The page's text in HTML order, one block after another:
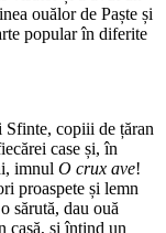
ouălor de Paște și
popular în diferite
Sfinte, copiii de țăran
case și, în
imnul O crux ave!
proaspete și lemn
sărută, dau ouă
casă, și întind un